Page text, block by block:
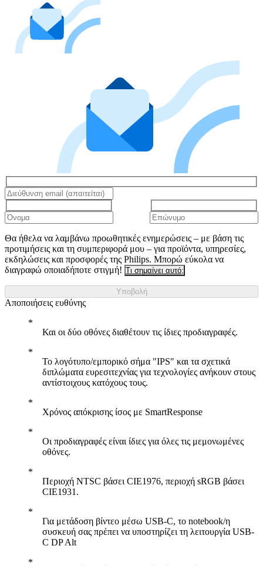
Θα ήθελα να λαμβάνω προωθητικές ενημερώσεις – με βάση τις
προτιμήσεις και τη συμπεριφορά μου – για προϊόντα, υπηρεσίες,
εκδηλώσεις και προσφορές της Philips. Μπορώ εύκολα να
διαγραφώ οποιαδήποτε στιγμή! Τι σημαίνει αυτό;
Υποβολή
Αποποιήσεις ευθύνης
Και οι δύο οθόνες διαθέτουν τις ίδιες προδιαγραφές.
Το λογότυπο/εμπορικό σήμα "IPS" και τα σχετικά
διπλώματα ευρεσιτεχνίας για τεχνολογίες ανήκουν στους
αντίστοιχους κατόχους τους.
Χρόνος απόκρισης ίσος με SmartResponse
Οι προδιαγραφές είναι ίδιες για όλες τις μεμονωμένες
οθόνες.
Περιοχή NTSC βάσει CIE1976, περιοχή sRGB βάσει
CIE1931.
Για μετάδοση βίντεο μέσω USB-C, το notebook/η
συσκευή σας πρέπει να υποστηρίζει τη λειτουργία USB-
C DP Alt